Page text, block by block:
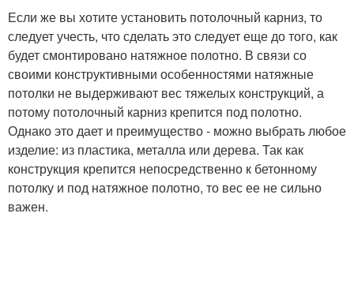
Если же вы хотите установить потолочный карниз, то
следует учесть, что сделать это следует еще до того, как
будет смонтировано натяжное полотно. В связи со
своими конструктивными особенностями натяжные
потолки не выдерживают вес тяжелых конструкций, а
потому потолочный карниз крепится под полотно.
Однако это дает и преимущество - можно выбрать любое
изделие: из пластика, металла или дерева. Так как
конструкция крепится непосредственно к бетонному
потолку и под натяжное полотно, то вес ее не сильно
важен.